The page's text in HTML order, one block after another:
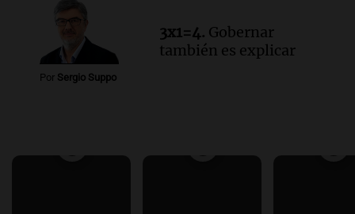
Por Sergio Suppo
3x1=4. Gobernar
también es explicar